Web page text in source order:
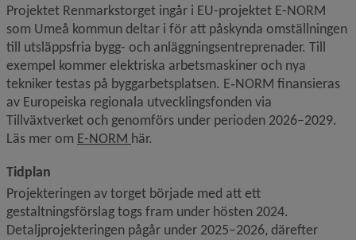
Projektet Renmarkstorget ingår i EU-projektet E-NORM
som Umeå kommun deltar i för att påskynda omställningen
till utsläppsfria bygg- och anläggningsentreprenader. Till
exempel kommer elektriska arbetsmaskiner och nya
tekniker testas på byggarbetsplatsen. E‑NORM finansieras
av Europeiska regionala utvecklingsfonden via
Tillväxtverket och genomförs under perioden 2026–2029.
Läs mer om E-NORM här.
Tidplan
Projekteringen av torget började med att ett
gestaltningsförslag togs fram under hösten 2024.
Detaljprojekteringen pågår under 2025–2026, därefter